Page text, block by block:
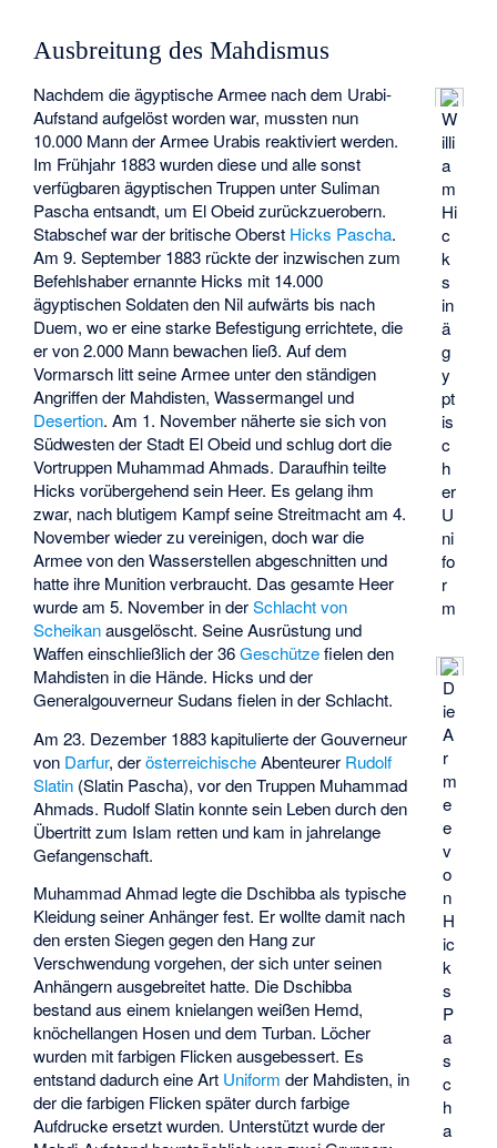
Ausbreitung des Mahdismus
W
illi
a
m
Hi
c
k
s
in
ä
g
y
pt
is
c
h
er
U
ni
fo
r
m
D
ie
A
r
m
e
e
v
o
n
H
ic
k
s
P
a
s
c
h
a
Nachdem die ägyptische Armee nach dem Urabi-
Aufstand aufgelöst worden war, mussten nun
10.000 Mann der Armee Urabis reaktiviert werden.
Im Frühjahr 1883 wurden diese und alle sonst
verfügbaren ägyptischen Truppen unter Suliman
Pascha entsandt, um El Obeid zurückzuerobern.
Stabschef war der britische Oberst Hicks Pascha.
Am 9. September 1883 rückte der inzwischen zum
Befehlshaber ernannte Hicks mit 14.000
ägyptischen Soldaten den Nil aufwärts bis nach
Duem, wo er eine starke Befestigung errichtete, die
er von 2.000 Mann bewachen ließ. Auf dem
Vormarsch litt seine Armee unter den ständigen
Angriffen der Mahdisten, Wassermangel und
Desertion. Am 1. November näherte sie sich von
Südwesten der Stadt El Obeid und schlug dort die
Vortruppen Muhammad Ahmads. Daraufhin teilte
Hicks vorübergehend sein Heer. Es gelang ihm
zwar, nach blutigem Kampf seine Streitmacht am 4.
November wieder zu vereinigen, doch war die
Armee von den Wasserstellen abgeschnitten und
hatte ihre Munition verbraucht. Das gesamte Heer
wurde am 5. November in derSchlacht von
Scheikanausgelöscht. Seine Ausrüstung und
Waffen einschließlich der 36Geschützefielen den
Mahdisten in die Hände. Hicks und der
Generalgouverneur Sudans fielen in der Schlacht.
Am 23. Dezember 1883 kapitulierte der Gouverneur
von Darfur, derösterreichischeAbenteurer Rudolf
Slatin (Slatin Pascha), vor den Truppen Muhammad
Ahmads. Rudolf Slatin konnte sein Leben durch den
Übertritt zum Islam retten und kam in jahrelange
Gefangenschaft.
Muhammad Ahmad legte die Dschibbaals typische
Kleidung seiner Anhänger fest. Er wollte damit nach
den ersten Siegen gegen den Hang zur
Verschwendung vorgehen, der sich unter seinen
Anhängern ausgebreitet hatte. Die Dschibba
bestand aus einem knielangen weißen Hemd,
knöchellangen Hosen und dem Turban. Löcher
wurden mit farbigen Flicken ausgebessert. Es
entstand dadurch eine Art Uniform der Mahdisten, in
der die farbigen Flicken später durch farbige
Aufdrucke ersetzt wurden. Unterstützt wurde der